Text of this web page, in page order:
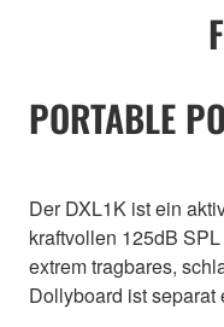
PORTABLE
Der DXL1K ist ein
kraftvollen 125dB
extrem tragbares,
Dollyboard ist separat